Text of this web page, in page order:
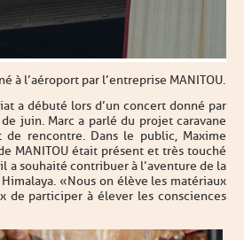
à l’aéroport par l’entreprise MANITOU.
a débuté lors d’un concert donné par
juin. Marc a parlé du projet caravane
rencontre. Dans le public, Maxime
MANITOU était présent et très touché
a souhaité contribuer à l’aventure de la
« Nous on élève les matériaux
de participer à élever les consciences